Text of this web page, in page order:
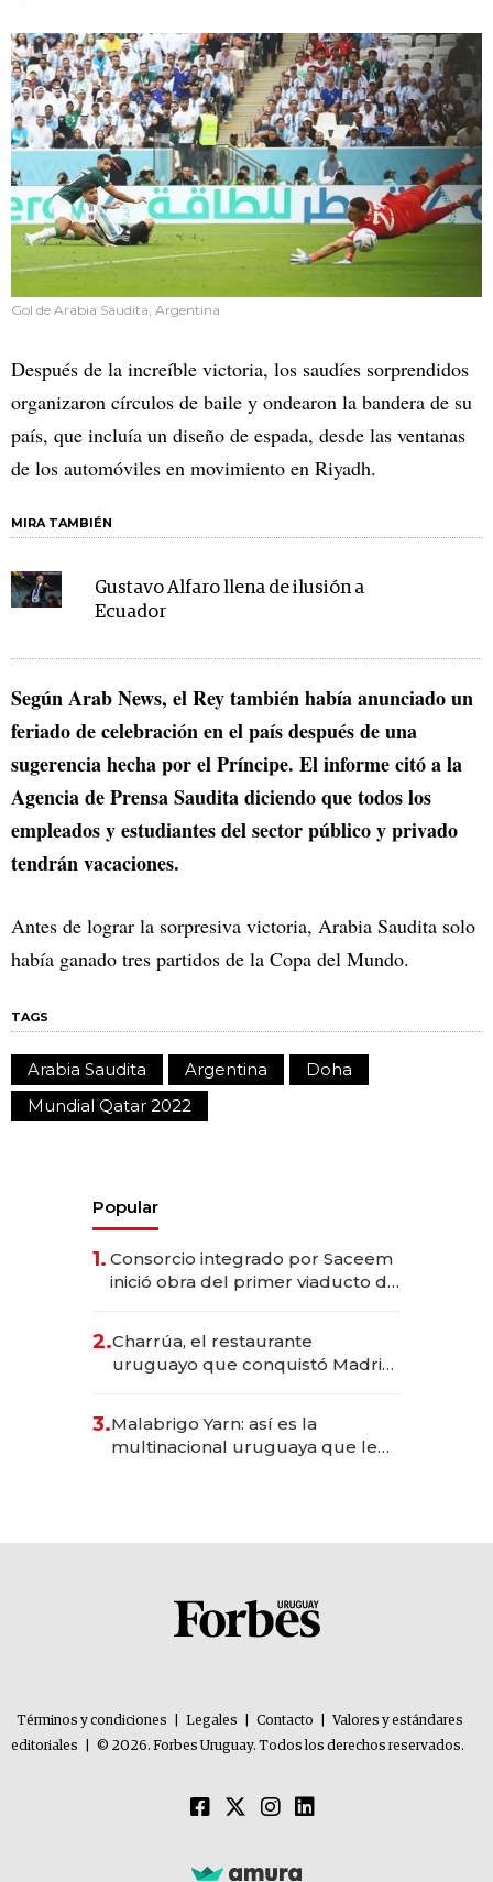
Gol de Arabia Saudita, Argentina
Después de la increíble victoria, los saudíes sorprendidos
organizaron círculos de baile y ondearon la bandera de su
país, que incluía un diseño de espada, desde las ventanas
de los automóviles en movimiento en Riyadh.
MIRA TAMBIÉN
Gustavo Alfaro llena de ilusión a
Ecuador
Según Arab News, el Rey también había anunciado un
feriado de celebración en el país después de una
sugerencia hecha por el Príncipe. El informe citó a la
Agencia de Prensa Saudita diciendo que todos los
empleados y estudiantes del sector público y privado
tendrán vacaciones.
Antes de lograr la sorpresiva victoria, Arabia Saudita solo
había ganado tres partidos de la Copa del Mundo.
TAGS
Arabia Saudita Argentina
Doha
Mundial Qatar 2022
Popular
1. Consorcio integrado por Saceem
inició obra del primer viaducto de
millones
2.Charrúa, el restaurante
uruguayo que conquistó Madrid:
anticipación y prepara apertura
3.Malabrigo Yarn: así es la
multinacional uruguaya que le
Términos y condiciones Legales Contacto
Valores y estándares
editoriales
© 2026. Forbes Uruguay. Todos los derechos reservados.